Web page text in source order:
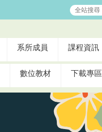
系所成員 課程資訊
數位教材 下載專區